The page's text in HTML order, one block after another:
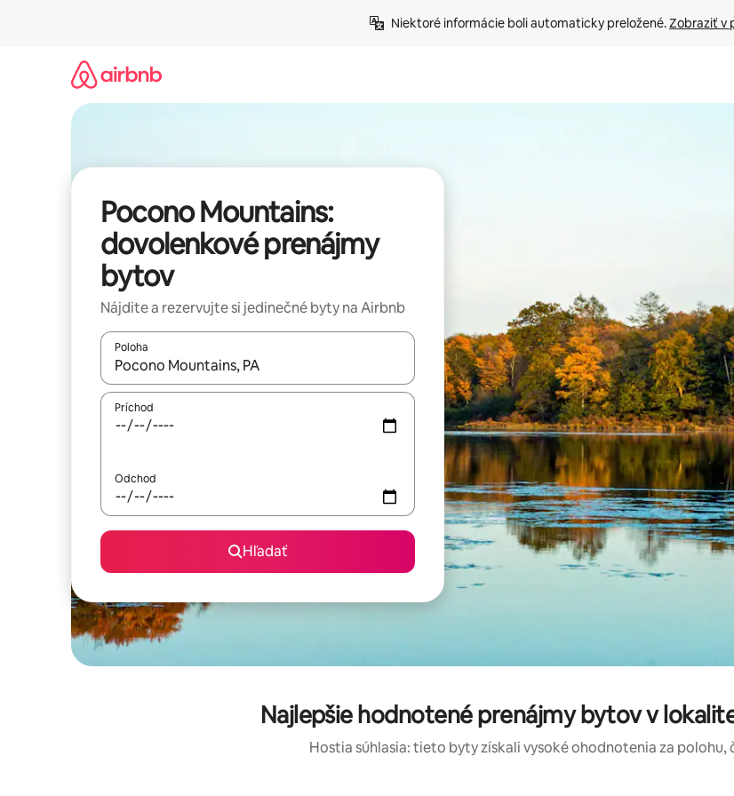
Niektoré informácie boli automaticky preložené. Zobraziť v
Pocono Mountains:
dovolenkové prenájmy
bytov
Nájdite a rezervujte si jedinečné byty na Airbnb
Poloha
Keď budú výsledky k dispozícii, môžete si ich prechádzať pomocou klávesov so šípkami nahor a nadol
Príchod
Odchod
Hľadať
Najlepšie hodnotené prenájmy bytov v
Hostia súhlasia: tieto byty získali vysoké ohodnotenia za polohu,